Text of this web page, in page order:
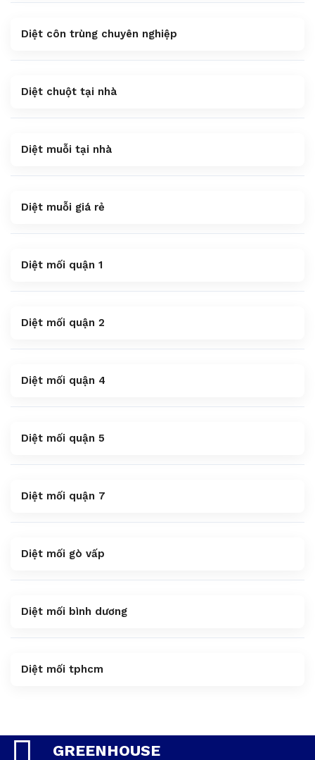
Diệt côn trùng chuyên nghiệp
Diệt chuột tại nhà
Diệt muỗi tại nhà
Diệt muỗi giá rẻ
Diệt mối quận 1
Diệt mối quận 2
Diệt mối quận 4
Diệt mối quận 5
Diệt mối quận 7
Diệt mối gò vấp
Diệt mối bình dương
Diệt mối tphcm
GREENHOUSE